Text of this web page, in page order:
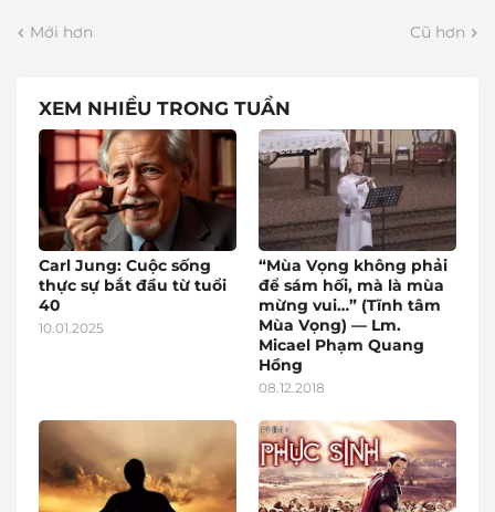
Mới hơn Cũ hơn
XEM NHIỀU TRONG TUẦN
Carl Jung: Cuộc sống
thực sự bắt đầu từ tuổi
40
10.01.2025
“Mùa Vọng không phải
để sám hối, mà là mùa
mừng vui…” (Tĩnh tâm
Mùa Vọng) — Lm.
Micael Phạm Quang
Hồng
08.12.2018